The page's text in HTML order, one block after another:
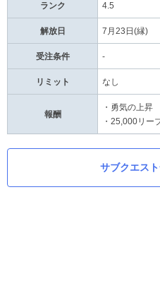
ランク 4.5
解放日 7月23日(縁)
受注条件 -
リミット なし
報酬
・勇気の上昇
・25,000リー
サブクエス